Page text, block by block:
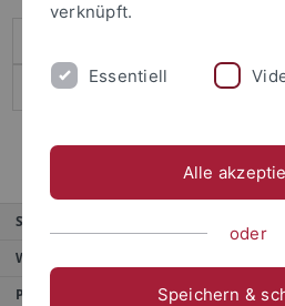
Service
Weitere Angebote
Portale
verknüpft.
Essentiell
Alle
oder
Speichern &